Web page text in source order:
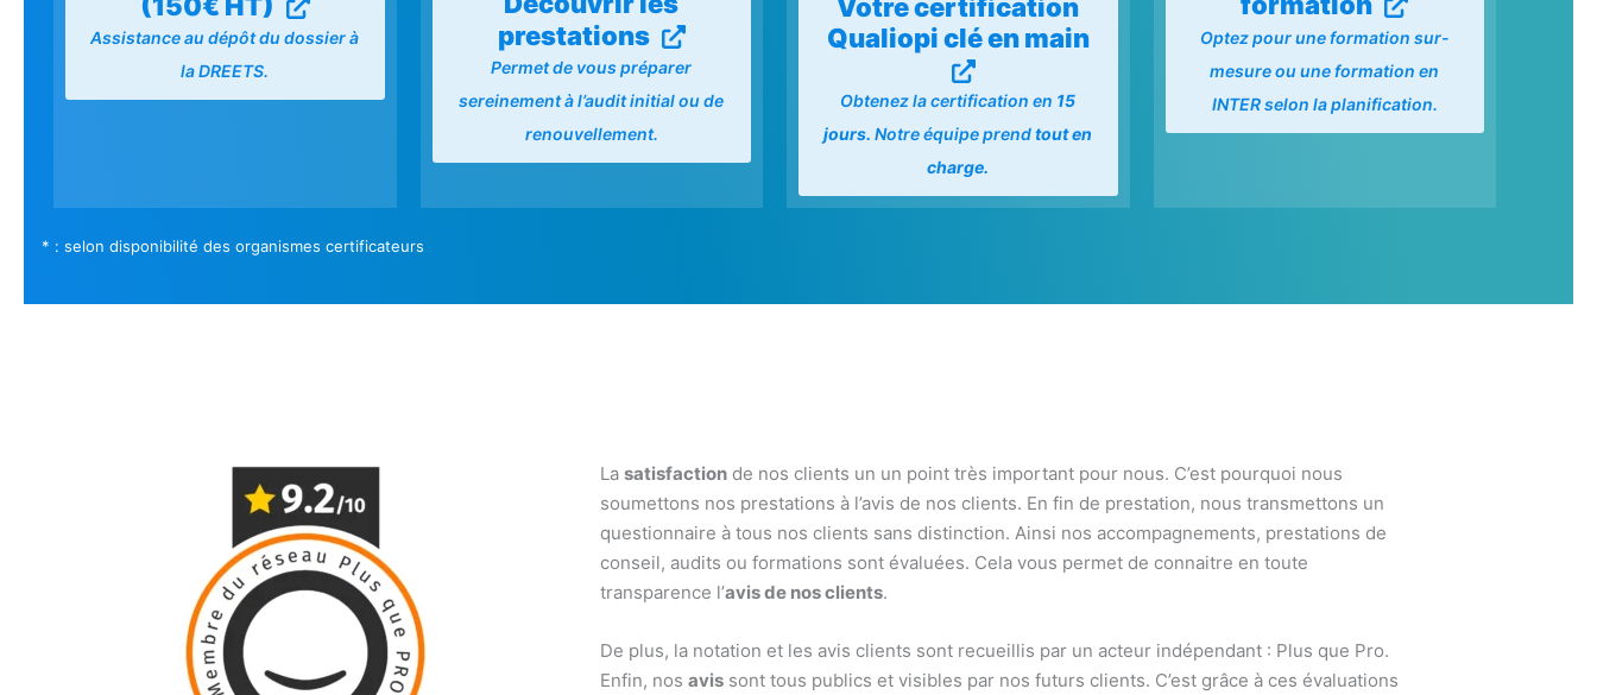
Assistance au dépôt du dossier à
la DREETS.
prestations
Permet de vous préparer
sereinement à l’audit initial ou de
renouvellement.
Votre certification
Qualiopi clé en main
Obtenez la certification en 15
jours. Notre équipe prendtout en
charge.
Optez pour une formation sur-
mesure ou une formation en
INTER selon la planification.
* : selon disponibilité des organismes certificateurs
La satisfactionde nos clients un un point très important pour nous. C’est pourquoi nous
soumettons nos prestations à l’avis de nos clients. En fin de prestation, nous transmettons un
questionnaire à tous nos clients sans distinction. Ainsi nos accompagnements, prestations de
conseil, audits ou formations sont évaluées. Cela vous permet de connaitre en toute
transparence l’avis de nos clients.
De plus, la notation et les avis clients sont recueillis par un acteur indépendant : Plus que Pro.
Enfin, nos avissont tous publics et visibles par nos futurs clients. C’est grâce à ces évaluations